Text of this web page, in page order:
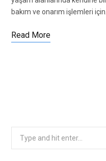
bakım ve onarım işlemleri için…
Read More